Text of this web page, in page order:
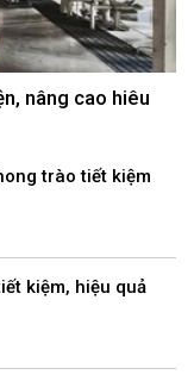
nâng cao hiêu
trào tiết kiệm
kiệm, hiệu quả